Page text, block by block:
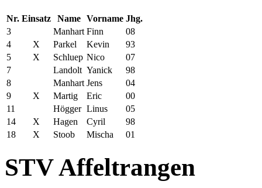
Nr. Einsatz Name Vorname Jhg.
3
Manhart Finn
08
4
X Parkel Kevin
93
5
X Schluep Nico
07
7
Landolt Yanick
98
8
Manhart Jens
04
9
X Martig Eric
00
11
Högger Linus
05
14
X Hagen Cyril
98
18
X Stoob Mischa 01
STV Affeltrangen